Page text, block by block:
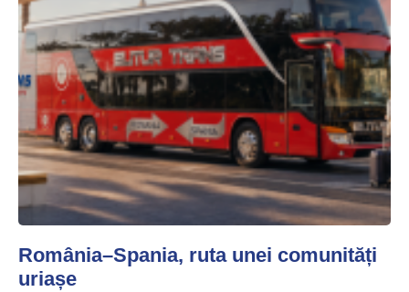
România–Spania, ruta unei comunități
uriașe